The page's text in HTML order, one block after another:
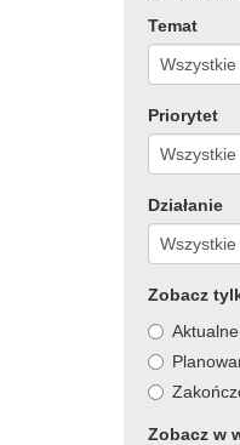
Temat
Priorytet
Działanie
Zobacz
Aktualne
Zobacz w